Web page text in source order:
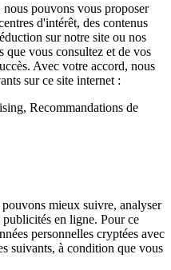
nous pouvons vous proposer
d'intérêt, des contenus
sur notre site ou nos
que vous consultez et de vos
Avec votre accord, nous
sur ce site internet :
Recommandations de
mieux suivre, analyser
en ligne. Pour ce
personnelles cryptées avec
suivants, à condition que vous